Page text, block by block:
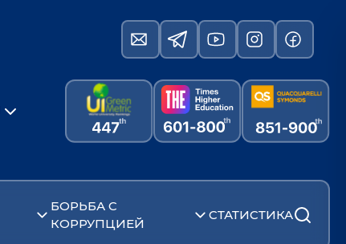
БОРЬБА С
КОРРУПЦИЕЙ
СТАТИСТИКА